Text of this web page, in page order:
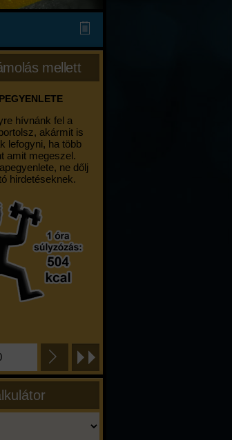
mellett
hívnánk fel a
akármit is
lefogyni, ha több
amit megeszel.
ne dőlj
hirdetéseknek.